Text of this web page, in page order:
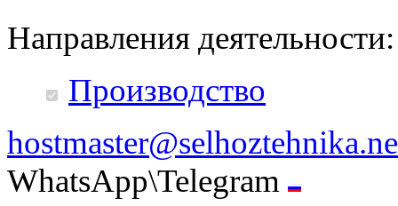
Направления деятельности:
Производство
WhatsApp\Telegram